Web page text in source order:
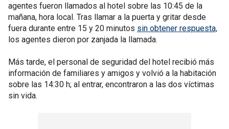
agentes fueron llamados al hotel sobre las 10:45 de la
mañana, hora local. Tras llamar a la puerta y gritar desde
fuera durante entre 15 y 20 minutos sin obtener respuesta,
los agentes dieron por zanjada la llamada.
Más tarde, el personal de seguridad del hotel recibió más
información de familiares y amigos y volvió a la habitación
sobre las 14:30 h; al entrar, encontraron a las dos víctimas
sin vida.